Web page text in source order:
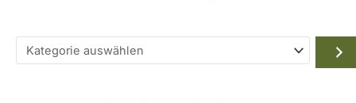
Kategorie
auswählen